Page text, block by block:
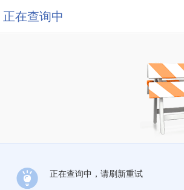
正在查询中
正在查询中，请刷新重试